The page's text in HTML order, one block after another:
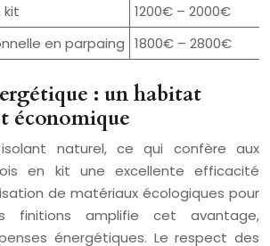
kit
1200€ – 2000€
en parpaing 1800€ – 2800€
: un habitat
économique
naturel, ce qui confère aux
en kit une excellente efficacité
de matériaux écologiques pour
finitions amplifie cet avantage,
énergétiques. Le respect des